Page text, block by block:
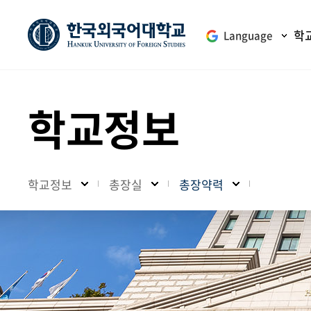
Language 학
학교정보
학교정보 총장실 총장약력